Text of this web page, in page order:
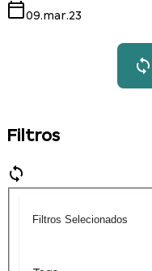
09.mar.23
Filtros
Filtros Selecionados